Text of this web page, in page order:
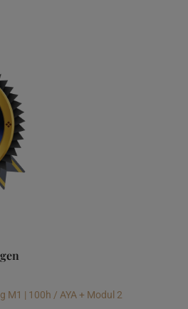
M1 | 100h / AYA + Modul 2